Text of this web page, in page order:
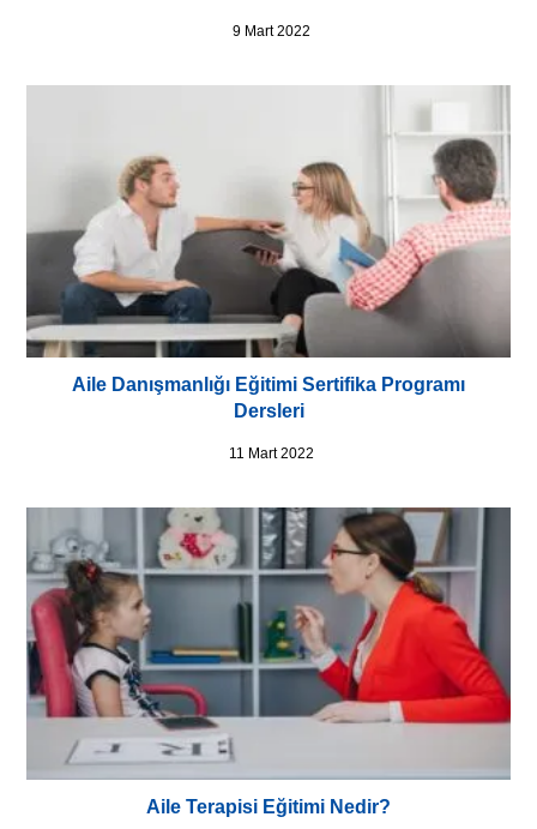
9 Mart 2022
Aile Danışmanlığı Eğitimi Sertifika Programı
Dersleri
11 Mart 2022
Aile Terapisi Eğitimi Nedir?